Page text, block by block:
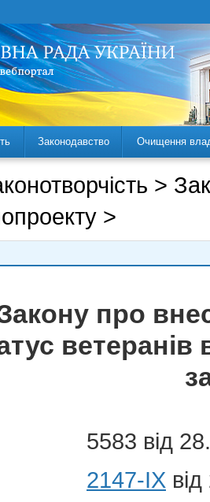
Законодавство Очищення
>
>
про
ветеранів
5583 від
2147-IX